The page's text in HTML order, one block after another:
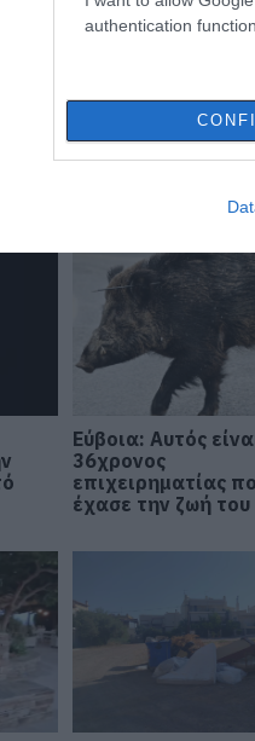
authentication
ΕΥΒΟΙΑ
Εύβοια: Αυτός
36χρονος
επιχειρηματίας
έχασε την ζωή του